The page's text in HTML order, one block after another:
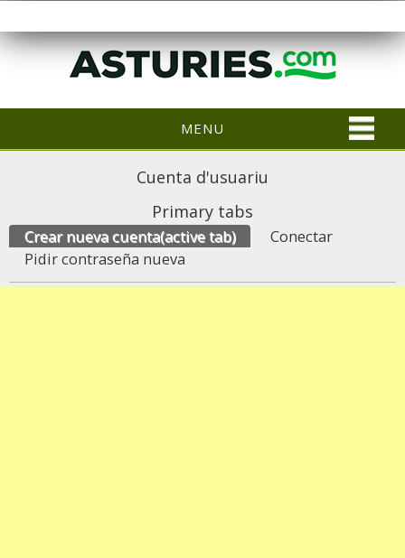
MENU
Cuenta d'usuariu
Primary tabs
Crear nueva cuenta(active tab)
Conectar
Pidir contraseña nueva